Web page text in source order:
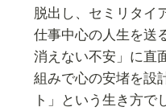
脱出し、セミリタイ
仕事中心の人生を送
消えない不安」に直
組みで心の安堵を設
ト」という生き方で